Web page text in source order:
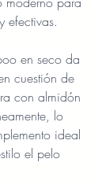
efectivas.
en seco da
cuestión de
con almidón
lo
ideal
el pelo